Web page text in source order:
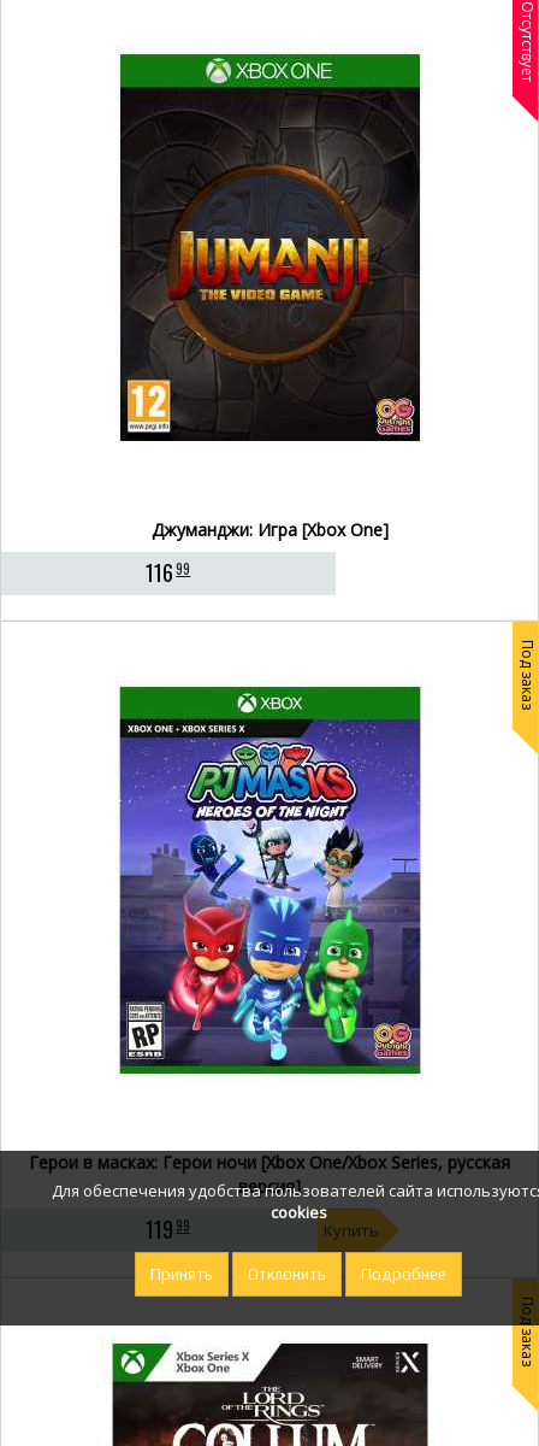
Отсутствует
Джуманджи: Игра [Xbox One]
11699
Под заказ
Герои в масках: Герои ночи [Xbox One/Xbox Series, русская
версия]
119 99 Купить
Под заказ
Для обеспечения удобства пользователей сайта
cookies
Принять Отклонить Подробнее